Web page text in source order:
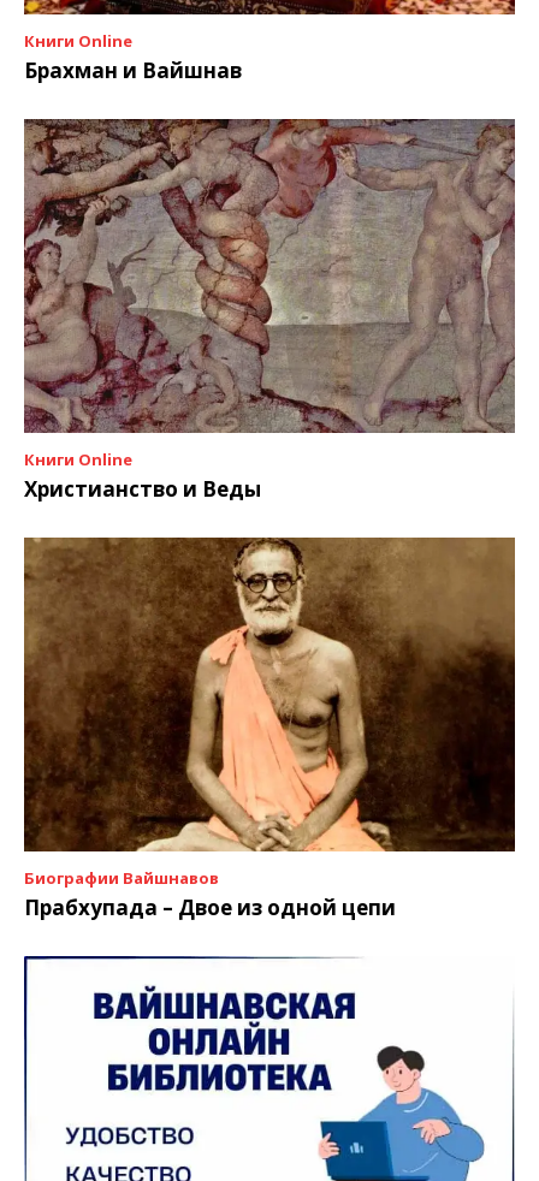
Книги Online
Брахман и Вайшнав
Книги Online
Христианство и Веды
Биографии Вайшнавов
Прабхупада – Двое из одной цепи